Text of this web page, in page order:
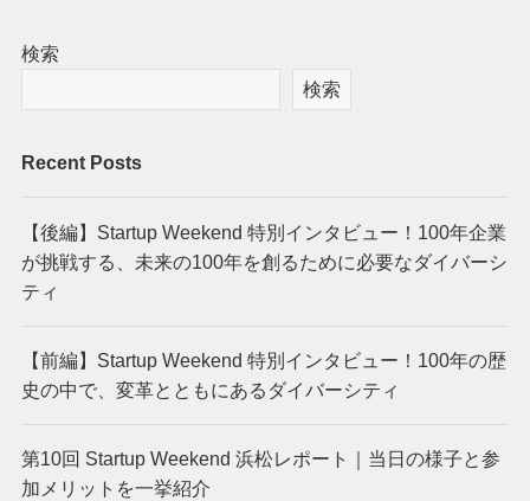
検索
検索
Recent Posts
【後編】Startup Weekend 特別インタビュー！100年企業
が挑戦する、未来の100年を創るために必要なダイバーシ
ティ
【前編】Startup Weekend 特別インタビュー！100年の歴
史の中で、変革とともにあるダイバーシティ
第10回 Startup Weekend 浜松レポート｜当日の様子と参
加メリットを一挙紹介